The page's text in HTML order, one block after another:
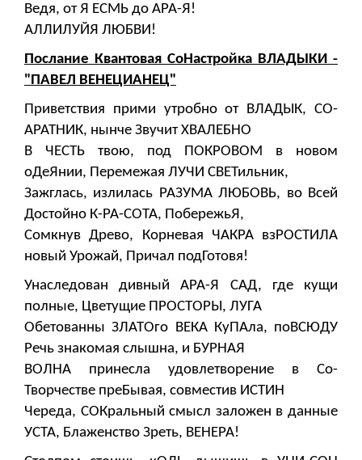
Ведя, от Я ЕСМЬ до АРА-Я!
АЛЛИЛУЙЯ ЛЮБВИ!
Послание Квантовая СоНастройка ВЛАДЫКИ -
"ПАВЕЛ ВЕНЕЦИАНЕЦ"
Приветствия прими утробно от ВЛАДЫК, СО-
АРАТНИК, нынче Звучит ХВАЛЕБНО
В ЧЕСТЬ твою, под ПОКРОВОМ в новом
оДеЯнии, Перемежая ЛУЧИ СВЕТильник,
Зажглась, излилась РАЗУМА ЛЮБОВЬ, во Всей
Достойно К-РА-СОТА, ПобережьЯ,
Сомкнув Древо, Корневая ЧАКРА взРОСТИЛА
новый Урожай, Причал подГотовя!
Унаследован дивный АРА-Я САД, где кущи
полные, Цветущие ПРОСТОРЫ, ЛУГА
Обетованны ЗЛАТОго ВЕКА КуПАла, поВСЮДУ
Речь знакомая слышна, и БУРНАЯ
ВОЛНА принесла удовлетворение в Со-
Творчестве преБывая, совместив ИСТИН
Череда, СОКральный смысл заложен в данные
УСТА, Блаженство Зреть, ВЕНЕРА!